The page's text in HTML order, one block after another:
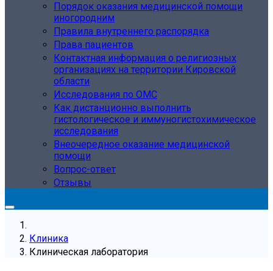
Порядок оказания медицинской помощи
иногородним
Правила внутреннего распорядка
Права пациентов
Контактная информация о религиозных
организациях на территории Кировской
области
Исследования по ОМС
Как дистанционно выполнить
гистологическое и иммуногистохимическое
исследования
Внеочередное оказание медицинской
помощи
Вопрос-ответ
Отзывы
Клиника
Клиническая лаборатория